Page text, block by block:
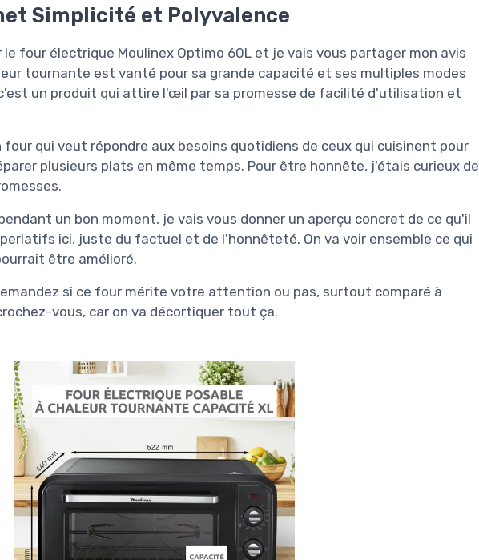
Simplicité et Polyvalence
four électrique Moulinex Optimo 60L et je vais vous partager mon avis
tournante est vanté pour sa grande capacité et ses multiples modes
un produit qui attire l'œil par sa promesse de facilité d'utilisation et
four qui veut répondre aux besoins quotidiens de ceux qui cuisinent pour
plusieurs plats en même temps. Pour être honnête, j'étais curieux de
un bon moment, je vais vous donner un aperçu concret de ce qu'il
ici, juste du factuel et de l'honnêteté. On va voir ensemble ce qui
être amélioré.
si ce four mérite votre attention ou pas, surtout comparé à
vous, car on va décortiquer tout ça.